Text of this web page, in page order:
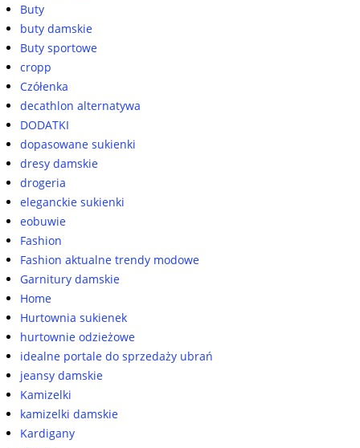
Buty
buty damskie
Buty sportowe
cropp
Czółenka
decathlon alternatywa
DODATKI
dopasowane sukienki
dresy damskie
drogeria
eleganckie sukienki
eobuwie
Fashion
Fashion aktualne trendy modowe
Garnitury damskie
Home
Hurtownia sukienek
hurtownie odzieżowe
idealne portale do sprzedaży ubrań
jeansy damskie
Kamizelki
kamizelki damskie
Kardigany